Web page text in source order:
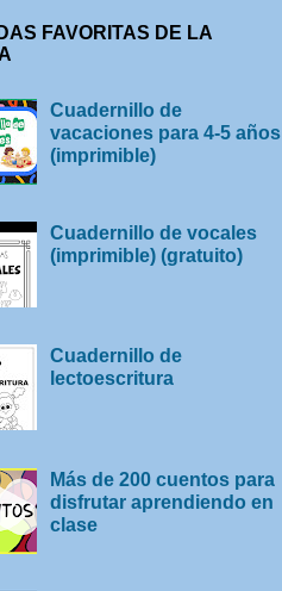
FAVORITAS DE LA
Cuadernillo de
vacaciones para 4-5 años
(imprimible)
Cuadernillo de vocales
(imprimible) (gratuito)
Cuadernillo de
lectoescritura
Más de 200 cuentos para
disfrutar aprendiendo en
clase